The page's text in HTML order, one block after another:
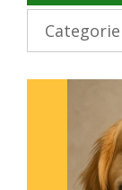
Kies
onderwerp